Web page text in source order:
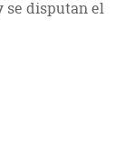
se disputan el